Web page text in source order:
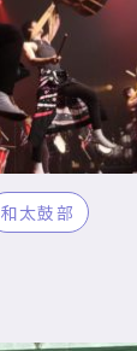
和太鼓部